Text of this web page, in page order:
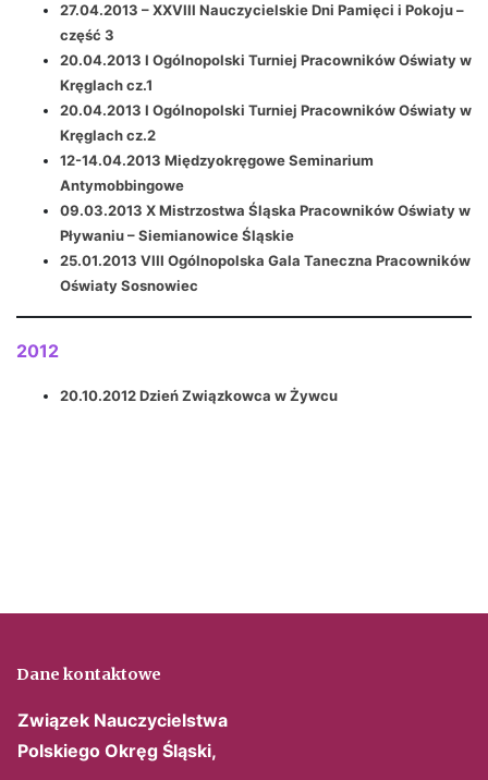
27.04.2013 – XXVIII Nauczycielskie Dni Pamięci i Pokoju –
część 3
20.04.2013 I Ogólnopolski Turniej Pracowników Oświaty w
Kręglach cz.1
20.04.2013 I Ogólnopolski Turniej Pracowników Oświaty w
Kręglach cz.2
12-14.04.2013 Międzyokręgowe Seminarium
Antymobbingowe
09.03.2013 X Mistrzostwa Śląska Pracowników Oświaty w
Pływaniu – Siemianowice Śląskie
25.01.2013 VIII Ogólnopolska Gala Taneczna Pracowników
OświatySosnowiec
2012
20.10.2012 Dzień Związkowca w Żywcu
Dane kontaktowe
Związek Nauczycielstwa
Polskiego Okręg Śląski,